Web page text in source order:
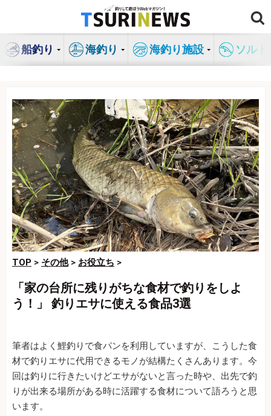
ン
船釣り 海釣り 海釣り施設 ソル
TOP > その他> お役立ち >
「家の台所に残りがちな食材で釣りをしよ
う！」 釣りエサに使える食品3選
筆者はよく鯉釣りで食パンを利用していますが、こうした食
材で釣りエサに代用できるモノが結構たくさんあります。今
回は釣りに行きたいけどエサがないと言った時や、出先で釣
りが出来る場所がある時に活躍する食材について語ろうと思
います。